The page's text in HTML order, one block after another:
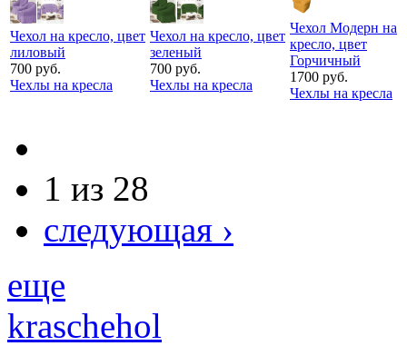
Чехол на кресло, цвет
лиловый
700 руб.
Чехлы на кресла
Чехол на кресло, цвет
зеленый
700 руб.
Чехлы на кресла
Чехол Модерн на
кресло, цвет
Горчичный
1700 руб.
Чехлы на кресла
1 из 28
следующая ›
еще
kraschehol